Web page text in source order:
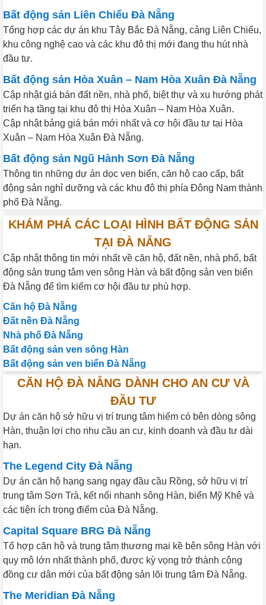
Bất động sản Liên Chiểu Đà Nẵng
Tổng hợp các dự án khu Tây Bắc Đà Nẵng, cảng Liên Chiểu,
khu công nghệ cao và các khu đô thị mới đang thu hút nhà
đầu tư.
Bất động sản Hòa Xuân – Nam Hòa Xuân Đà Nẵng
Cập nhật giá bán đất nền, nhà phố, biệt thự và xu hướng phát
triển hạ tầng tại khu đô thị Hòa Xuân – Nam Hòa Xuân.
Cập nhật bảng giá bán mới nhất và cơ hội đầu tư tại Hòa
Xuân – Nam Hòa Xuân Đà Nẵng.
Bất động sản Ngũ Hành Sơn Đà Nẵng
Thông tin những dự án dọc ven biển, căn hộ cao cấp, bất
động sản nghỉ dưỡng và các khu đô thị phía Đông Nam thành
phố Đà Nẵng.
KHÁM PHÁ CÁC LOẠI HÌNH BẤT ĐỘNG SẢN
TẠI ĐÀ NẴNG
Cập nhật thông tin mới nhất về căn hộ, đất nền, nhà phố, bất
động sản trung tâm ven sông Hàn và bất động sản ven biển
Đà Nẵng để tìm kiếm cơ hội đầu tư phù hợp.
Căn hộ Đà Nẵng
Đất nền Đà Nẵng
Nhà phố Đà Nẵng
Bất động sản ven sông Hàn
Bất động sản ven biển Đà Nẵng
CĂN HỘ ĐÀ NẴNG DÀNH CHO AN CƯ VÀ
ĐẦU TƯ
Dự án căn hộ sở hữu vị trí trung tâm hiếm có bên dòng sông
Hàn, thuận lợi cho nhu cầu an cư, kinh doanh và đầu tư dài
hạn.
The Legend City Đà Nẵng
Dự án căn hộ hạng sang ngay đầu cầu Rồng, sở hữu vị trí
trung tâm Sơn Trà, kết nối nhanh sông Hàn, biển Mỹ Khê và
các tiện ích trọng điểm của Đà Nẵng.
Capital Square BRG Đà Nẵng
Tổ hợp căn hộ và trung tâm thương mại kề bên sông Hàn với
quy mô lớn nhất thành phố, được kỳ vọng trở thành cộng
đồng cư dân mới của bất động sản lõi trung tâm Đà Nẵng.
The Meridian Đà Nẵng